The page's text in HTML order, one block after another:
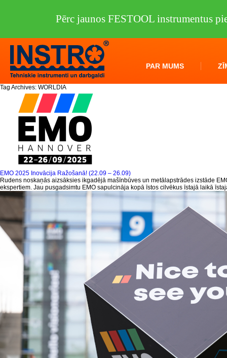
PAR MUMS
Tag Archives: WORLDIA
EMO 2025 Inovācija Ražošanā! (22.09 – 26.09)
Rudens noskaņās aizsāksies ikgadējā mašīnbūves un metālapstrādes izstāde
ekspertiem. Jau pusgadsimtu EMO sapulcināja kopā īstos cilvēkus īstajā laikā
Pērc jaunos FESTOOL instrumentus